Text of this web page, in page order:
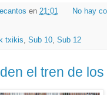
en 21:01 No hay
txikis, Sub 10, Sub 12
el tren de